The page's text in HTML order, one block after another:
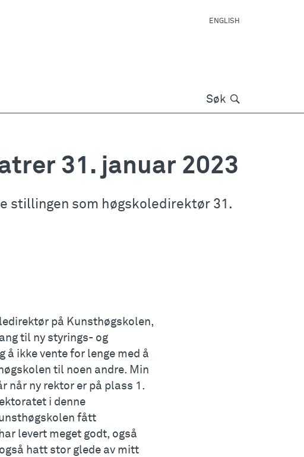
ENGLISH
Søk Søk
31. januar 2023
stillingen som høgskoledirektør 31.
på Kunsthøgskolen,
til ny styrings- og
ikke vente for lenge med å
til noen andre. Min
når ny rektor er på plass 1.
i denne
fått
levert meget godt, også
hatt stor glede av mitt